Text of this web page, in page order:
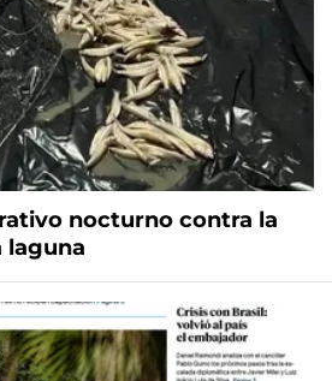
nocturno contra la
laguna